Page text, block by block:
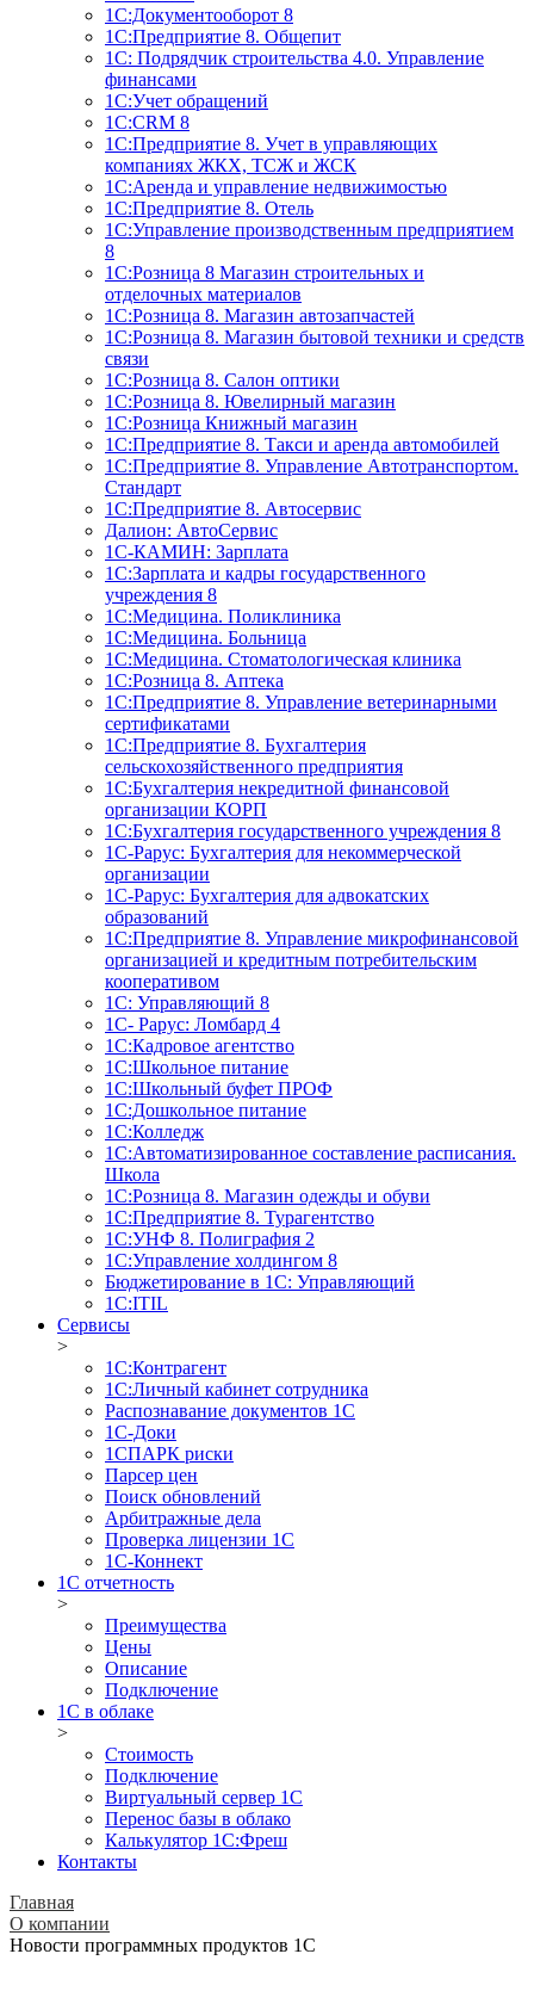
1С:Документооборот 8
1С:Предприятие 8. Общепит
1С: Подрядчик строительства 4.0. Управление
финансами
1С:Учет обращений
1C:CRM 8
1С:Предприятие 8. Учет в управляющих
компаниях ЖКХ, ТСЖ и ЖСК
1С:Аренда и управление недвижимостью
1С:Предприятие 8. Отель
1C:Управление производственным предприятием
8
1С:Розница 8 Магазин строительных и
отделочных материалов
1С:Розница 8. Магазин автозапчастей
1С:Розница 8. Магазин бытовой техники и средств
связи
1С:Розница 8. Салон оптики
1С:Розница 8. Ювелирный магазин
1С:Розница Книжный магазин
1C:Предприятие 8. Такси и аренда автомобилей
1С:Предприятие 8. Управление Автотранспортом.
Стандарт
1C:Предприятие 8. Автосервис
Далион: АвтоСервис
1С-КАМИН: Зарплата
1С:Зарплата и кадры государственного
учреждения 8
1С:Медицина. Поликлиника
1С:Медицина. Больница
1С:Медицина. Стоматологическая клиника
1С:Розница 8. Аптека
1C:Предприятие 8. Управление ветеринарными
сертификатами
1С:Предприятие 8. Бухгалтерия
сельскохозяйственного предприятия
1C:Бухгалтерия некредитной финансовой
организации КОРП
1С:Бухгалтерия государственного учреждения 8
1С-Рарус: Бухгалтерия для некоммерческой
организации
1С-Рарус: Бухгалтерия для адвокатских
образований
1С:Предприятие 8. Управление микрофинансовой
организацией и кредитным потребительским
кооперативом
1С: Управляющий 8
1С- Рарус: Ломбард 4
1С:Кадровое агентство
1С:Школьное питание
1С:Школьный буфет ПРОФ
1C:Дошкольное питание
1С:Колледж
1С:Автоматизированное составление расписания.
Школа
1С:Розница 8. Магазин одежды и обуви
1С:Предприятие 8. Турагентство
1С:УНФ 8. Полиграфия 2
1С:Управление холдингом 8
Бюджетирование в 1С: Управляющий
1С:ITIL
Сервисы
>
1C:Контрагент
1С:Личный кабинет сотрудника
Распознавание документов 1С
1С-Доки
1CПАРК риски
Парсер цен
Поиск обновлений
Арбитражные дела
Проверка лицензии 1С
1С-Коннект
1C отчетность
>
Преимущества
Цены
Описание
Подключение
1С в облаке
>
Стоимость
Подключение
Виртуальный сервер 1С
Перенос базы в облако
Калькулятор 1С:Фреш
Контакты
Главная
О компании
Новости программных продуктов 1С